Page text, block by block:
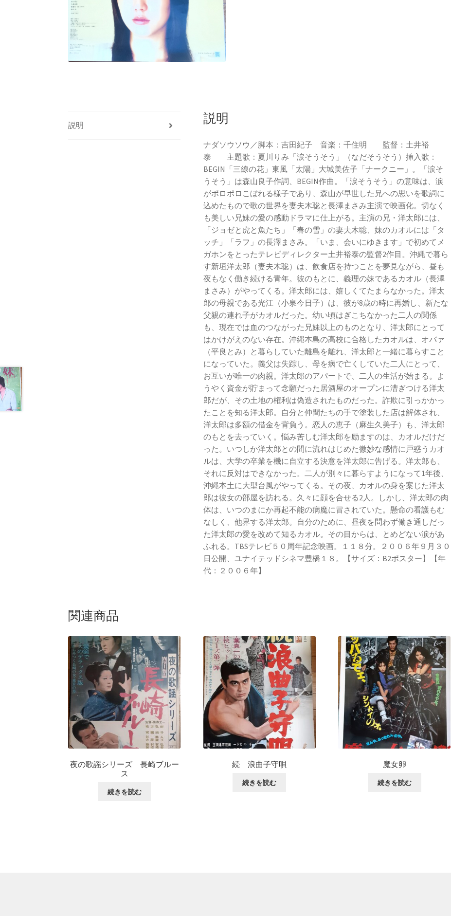
説明 説明
ナダソウソウ／脚本：吉田紀子 音楽：千住明 監督：土井裕
泰 主題歌：夏川りみ「涙そうそう」（なだそうそう）挿入歌：
BEGIN「三線の花」東風「太陽」大城美佐子「ナークニー」。「涙そ
うそう」は森山良子作詞、BEGIN作曲。「涙そうそう」の意味は、涙
がポロポロこぼれる様子であり、森山が早世した兄への思いを歌詞に
込めたもので歌の世界を妻夫木聡と長澤まさみ主演で映画化。切なく
も美しい兄妹の愛の感動ドラマに仕上がる。主演の兄・洋太郎には、
「ジョゼと虎と魚たち」「春の雪」の妻夫木聡、妹のカオルには「タ
ッチ」「ラフ」の長澤まさみ。「いま、会いにゆきます」で初めてメ
ガホンをとったテレビディレクター土井裕泰の監督2作目。沖縄で暮ら
す新垣洋太郎（妻夫木聡）は、飲食店を持つことを夢見ながら、昼も
夜もなく働き続ける青年。彼のもとに、義理の妹であるカオル（長澤
まさみ）がやってくる。洋太郎には、嬉しくてたまらなかった。洋太
郎の母親である光江（小泉今日子）は、彼が8歳の時に再婚し、新たな
父親の連れ子がカオルだった。幼い頃はぎこちなかった二人の関係
も、現在では血のつながった兄妹以上のものとなり、洋太郎にとって
はかけがえのない存在。沖縄本島の高校に合格したカオルは、オバァ
（平良とみ）と暮らしていた離島を離れ、洋太郎と一緒に暮らすこと
になっていた。義父は失踪し、母を病で亡くしていた二人にとって、
お互いが唯一の肉親。洋太郎のアパートで、二人の生活が始まる。よ
うやく資金が貯まって念願だった居酒屋のオープンに漕ぎつける洋太
郎だが、その土地の権利は偽造されたものだった。詐欺に引っかかっ
たことを知る洋太郎。自分と仲間たちの手で塗装した店は解体され、
洋太郎は多額の借金を背負う。恋人の恵子（麻生久美子）も、洋太郎
のもとを去っていく。悩み苦しむ洋太郎を励ますのは、カオルだけだ
った。いつしか洋太郎との間に流れはじめた微妙な感情に戸惑うカオ
ルは、大学の卒業を機に自立する決意を洋太郎に告げる。洋太郎も、
それに反対はできなかった。二人が別々に暮らすようになって1年後、
沖縄本土に大型台風がやってくる。その夜、カオルの身を案じた洋太
郎は彼女の部屋を訪れる。久々に顔を合せる2人。しかし、洋太郎の肉
体は、いつのまにか再起不能の病魔に冒されていた。懸命の看護もむ
なしく、他界する洋太郎。自分のために、昼夜を問わず働き通しだっ
た洋太郎の愛を改めて知るカオル。その目からは、とめどない涙があ
ふれる。TBSテレビ５０周年記念映画。１１８分。２００６年９月３０
日公開、ユナイテッドシネマ豊橋１８。【サイズ：B2ポスター】【年
代：２００６年】
関連商品
夜の歌謡シリーズ 長崎ブルー
ス
続きを読む
続 浪曲子守唄
続きを読む
魔女卵
続きを読む